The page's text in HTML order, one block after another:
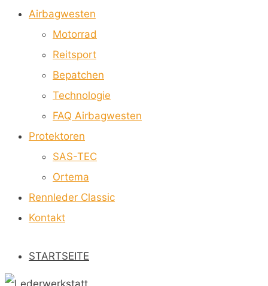
Airbagwesten
Motorrad
Reitsport
Bepatchen
Technologie
FAQ Airbagwesten
Protektoren
SAS-TEC
Ortema
Rennleder Classic
Kontakt
STARTSEITE